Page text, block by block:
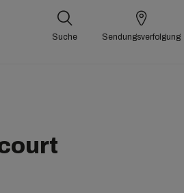
Suche Sendungsverfolgung